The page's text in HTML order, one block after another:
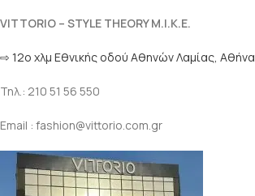
VITTORIO – STYLE THEORY M.I.K.E.
⇨ 12ο χλμ Eθνικής οδού Αθηνών Λαμίας, Αθήνα
Τηλ.: 210 51 56 550
Email : fashion@vittorio.com.gr